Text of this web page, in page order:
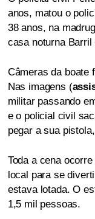
anos, matou o
38 anos, na
casa noturna
Câmeras da boate
Nas imagens (
militar passando
e o policial civil
pegar a sua
Toda a cena
local para se
estava lotada. O
1,5 mil pessoas.